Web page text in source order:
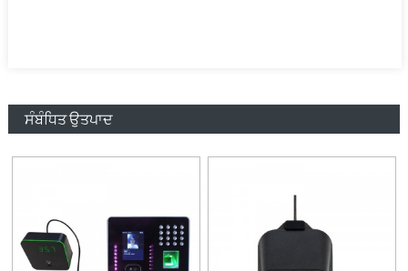
ਸੰਬੰਧਿਤ ਉਤਪਾਦ